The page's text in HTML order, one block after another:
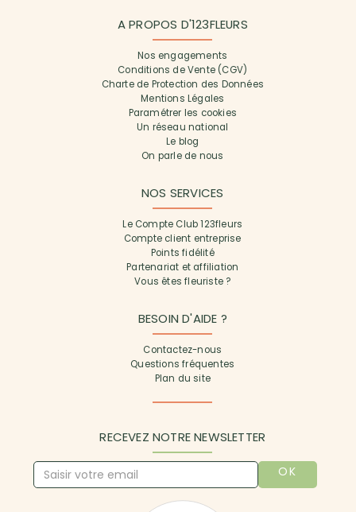
A PROPOS D'123FLEURS
Nos engagements
Conditions de Vente (CGV)
Charte de Protection des Données
Mentions Légales
Paramétrer les cookies
Un réseau national
Le blog
On parle de nous
NOS SERVICES
Le Compte Club 123fleurs
Compte client entreprise
Points fidélité
Partenariat et affiliation
Vous êtes fleuriste ?
BESOIN D'AIDE ?
Contactez-nous
Questions fréquentes
Plan du site
RECEVEZ NOTRE NEWSLETTER
OK